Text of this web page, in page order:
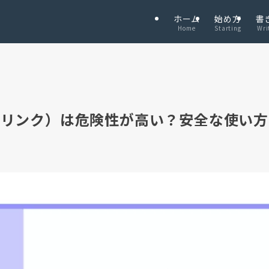
ホーム
Home
始め方
Starting
書
ク）は危険性が高い？安全な使い